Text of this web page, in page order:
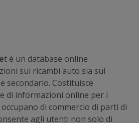
t è un database online
sui ricambi auto sia sul
secondario. Costituisce
di informazioni online per i
di commercio di parti di
agli utenti non solo di